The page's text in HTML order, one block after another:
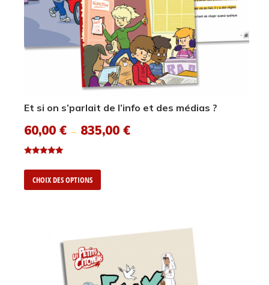
Et si on s’parlait de l’info et des médias ?
60,00 € – 835,00 €
5.00
sur 5
CHOIX DES OPTIONS